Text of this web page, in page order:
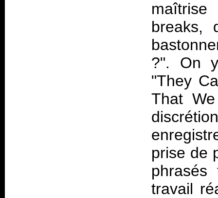
breaks,
?". On
"They
That
prise de
travail